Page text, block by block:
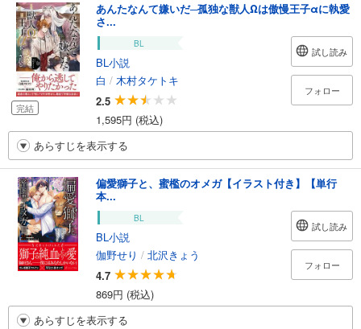
完結
あんたなんて嫌いだ─孤独な獣人Ωは傲慢王子αに執愛
さ...
BL
BL小説
白 / 木村タケトキ
2.5
1,595円 (税込)
試し読み
フォロー
あらすじを表示する
偏愛獅子と、蜜檻のオメガ【イラスト付き】【単行
本...
BL
BL小説
伽野せり / 北沢きょう
4.7
869円 (税込)
試し読み
フォロー
あらすじを表示する